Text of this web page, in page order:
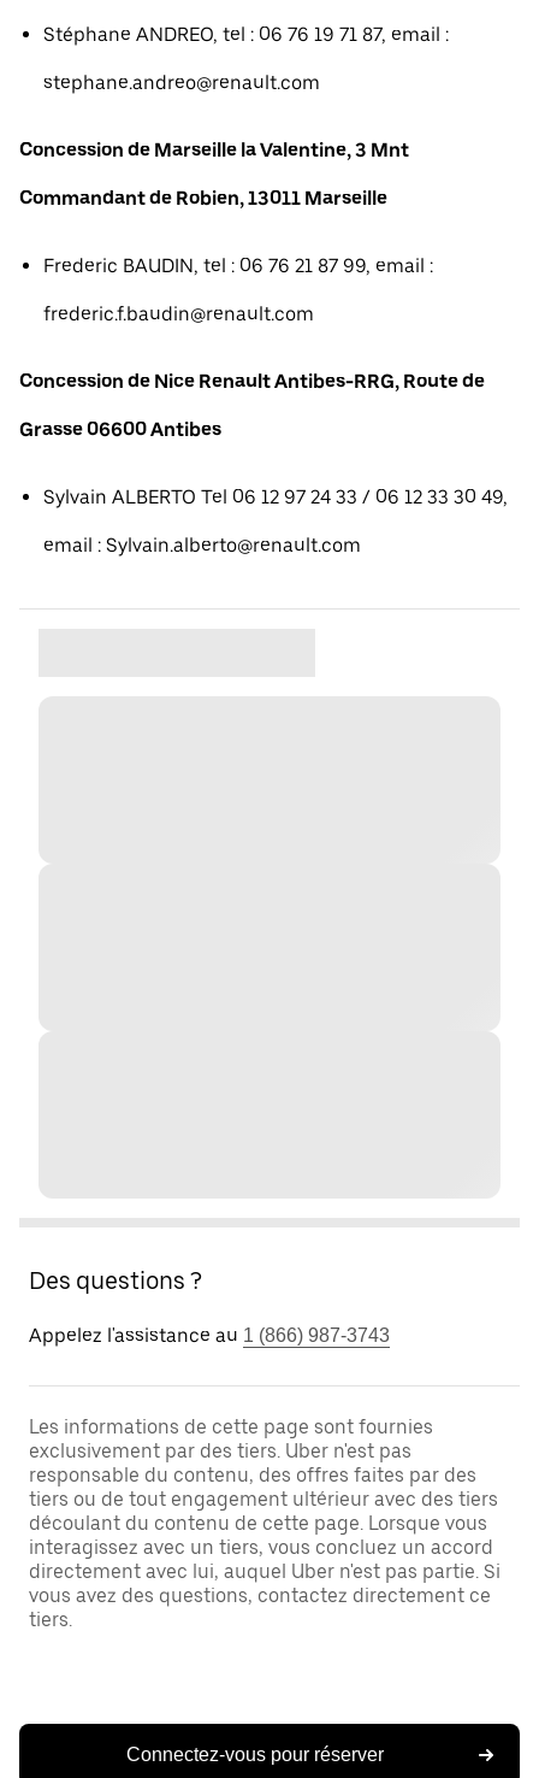
Stéphane ANDREO, tel : 06 76 19 71 87, email :
stephane.andreo@renault.com
Concession de Marseille la Valentine, 3 Mnt
Commandant de Robien, 13011 Marseille
Frederic BAUDIN, tel : 06 76 21 87 99, email :
frederic.f.baudin@renault.com
Concession de Nice Renault Antibes-RRG, Route de
Grasse 06600 Antibes
Sylvain ALBERTO Tel 06 12 97 24 33 / 06 12 33 30 49,
email : Sylvain.alberto@renault.com
Des questions ?
Appelez l'assistance au 1 (866) 987-3743
Les informations de cette page sont fournies
exclusivement par des tiers. Uber n'est pas
responsable du contenu, des offres faites par des
tiers ou de tout engagement ultérieur avec des tiers
découlant du contenu de cette page. Lorsque vous
interagissez avec un tiers, vous concluez un accord
directement avec lui, auquel Uber n'est pas partie. Si
vous avez des questions, contactez directement ce
tiers.
Connectez-vous pour réserver